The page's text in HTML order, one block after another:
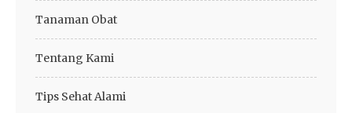
Tanaman Obat
Tentang Kami
Tips Sehat Alami